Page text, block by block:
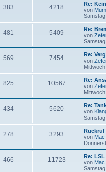
383 4218
Re:
von
481 5409
Re:
von
569 7454
Re:
von
825 10567
Re:
von
434 5620
Re:
von
278 3293
von Mac
466 11723
Re: LSL
von Mac